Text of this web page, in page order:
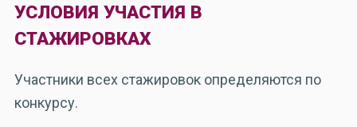
УСЛОВИЯ УЧАСТИЯ В
СТАЖИРОВКАХ
Участники всех стажировок определяются по
конкурсу.